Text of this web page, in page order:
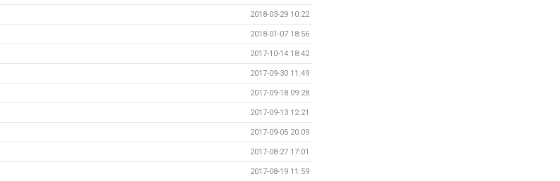
2018-03-29 10:22
2018-01-07 18:56
2017-10-14 18:42
2017-09-30 11:49
2017-09-18 09:28
2017-09-13 12:21
2017-09-05 20:09
2017-08-27 17:01
2017-08-19 11:59